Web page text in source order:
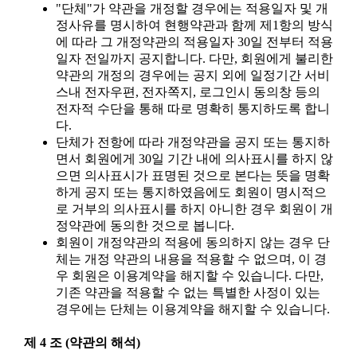
"단체"가 약관을 개정할 경우에는 적용일자 및 개
정사유를 명시하여 현행약관과 함께 제1항의 방식
에 따라 그 개정약관의 적용일자 30일 전부터 적용
일자 전일까지 공지합니다. 다만, 회원에게 불리한
약관의 개정의 경우에는 공지 외에 일정기간 서비
스내 전자우편, 전자쪽지, 로그인시 동의창 등의
전자적 수단을 통해 따로 명확히 통지하도록 합니
다.
단체가 전항에 따라 개정약관을 공지 또는 통지하
면서 회원에게 30일 기간 내에 의사표시를 하지 않
으면 의사표시가 표명된 것으로 본다는 뜻을 명확
하게 공지 또는 통지하였음에도 회원이 명시적으
로 거부의 의사표시를 하지 아니한 경우 회원이 개
정약관에 동의한 것으로 봅니다.
회원이 개정약관의 적용에 동의하지 않는 경우 단
체는 개정 약관의 내용을 적용할 수 없으며, 이 경
우 회원은 이용계약을 해지할 수 있습니다. 다만,
기존 약관을 적용할 수 없는 특별한 사정이 있는
경우에는 단체는 이용계약을 해지할 수 있습니다.
제 4 조 (약관의 해석)